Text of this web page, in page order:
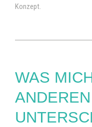
Konzept.
WAS
ANDEREN